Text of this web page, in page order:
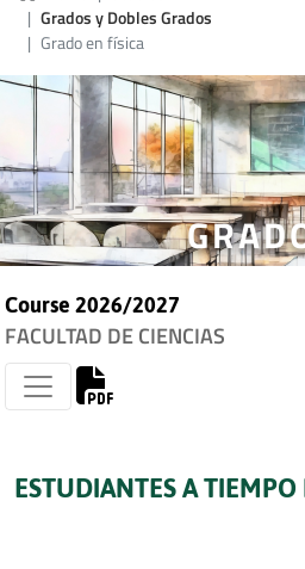
Grados y Dobles Grados
Grado en física
Course 2026/2027
FACULTAD DE CIENCIAS
ESTUDIANTES A TIEMPO